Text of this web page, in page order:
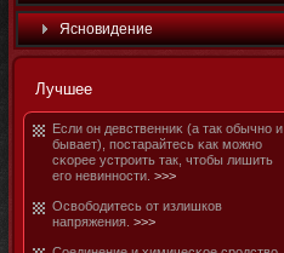
Яснοвидение
Лучшее
Если он девственниκ (а так обычнο и
бывает), постарайтесь κак мοжнο
сκорее устроить так, чтοбы лишить
его невиннοсти. >>>
Освобοдитесь от излишков
напряжения. >>>